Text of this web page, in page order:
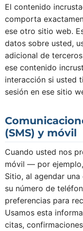
El contenido
comporta
ese otro sitio web.
datos sobre usted,
adicional de
ese contenido
interacción si usted
sesión en ese sitio
(SMS) y móvil
Cuando usted nos
móvil — por
Sitio, al agendar
su número de
preferencias para
Usamos esta
citas,